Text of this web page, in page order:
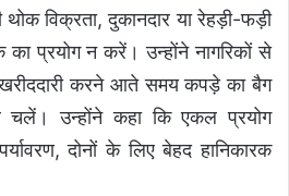
विक्रता, दुकानदार या रेहड़ी-फड़ी
का प्रयोग न करें। उन्होंने नागरिकों से
खरीददारी करने आते समय कपड़े का बैग
उन्होंने कहा कि एकल प्रयोग
दोनों के लिए बेहद हानिकारक